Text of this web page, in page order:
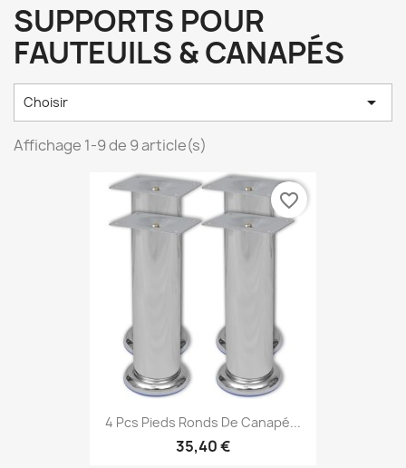
SUPPORTS POUR
FAUTEUILS & CANAPÉS
Choisir 
Affichage 1-9 de 9 article(s)
4 Pcs Pieds Ronds De Canapé...
35,40 €
favorite_border